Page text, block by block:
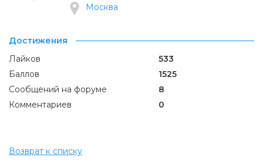
Москва
Достижения
Лайков
533
Баллов
1525
Сообщений на форуме
8
Комментариев
0
Возврат к списку